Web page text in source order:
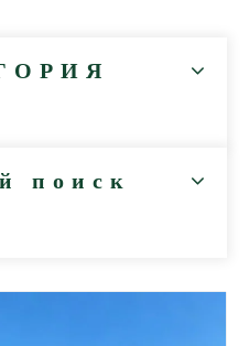
поиск